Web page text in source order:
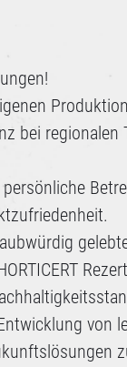
bei
von